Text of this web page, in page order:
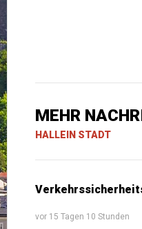
MEHR
HALLEIN STADT
vor 15 Tagen 10 Stunden